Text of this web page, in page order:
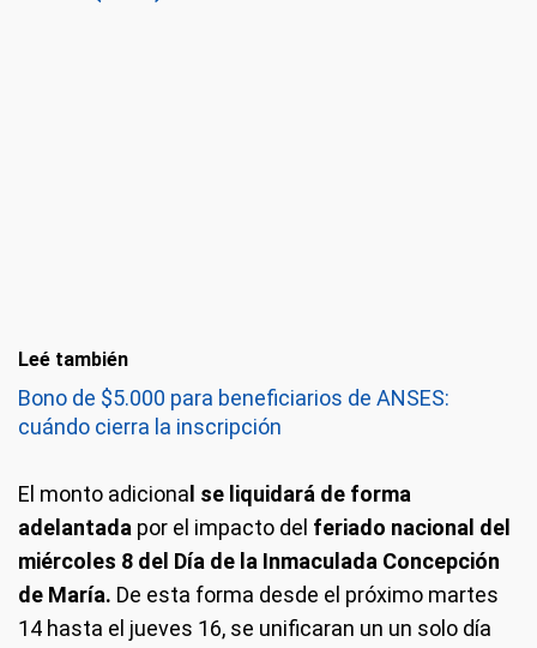
Leé también
Bono de $5.000 para beneficiarios de ANSES:
cuándo cierra la inscripción
El monto adiciona l se liquidará de forma
adelantada por el impacto del feriado nacional del
miércoles 8 del Día de la Inmaculada Concepción
de María. De esta forma desde el próximo martes
14 hasta el jueves 16, se unificaran un un solo día